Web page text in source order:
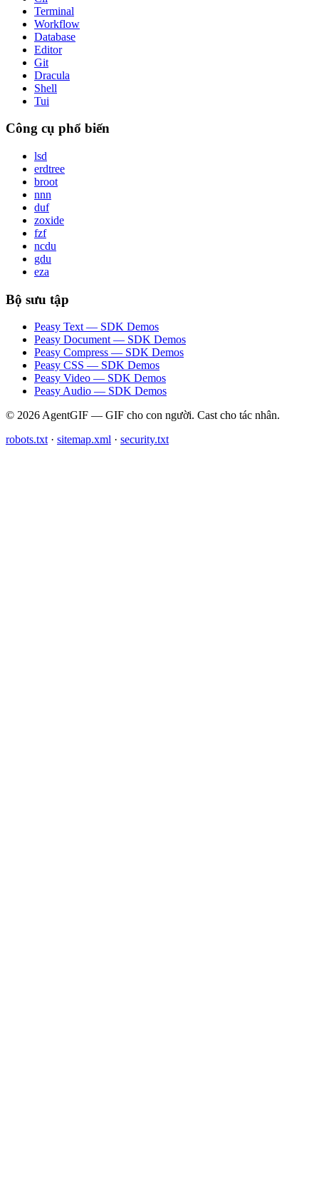
Terminal
Workflow
Database
Editor
Git
Dracula
Shell
Tui
Công cụ phổ biến
lsd
erdtree
broot
nnn
duf
zoxide
fzf
ncdu
gdu
eza
Bộ sưu tập
Peasy Text — SDK Demos
Peasy Document — SDK Demos
Peasy Compress — SDK Demos
Peasy CSS — SDK Demos
Peasy Video — SDK Demos
Peasy Audio — SDK Demos
© 2026 AgentGIF — GIF cho con người. Cast cho tác nhân.
robots.txt · sitemap.xml · security.txt